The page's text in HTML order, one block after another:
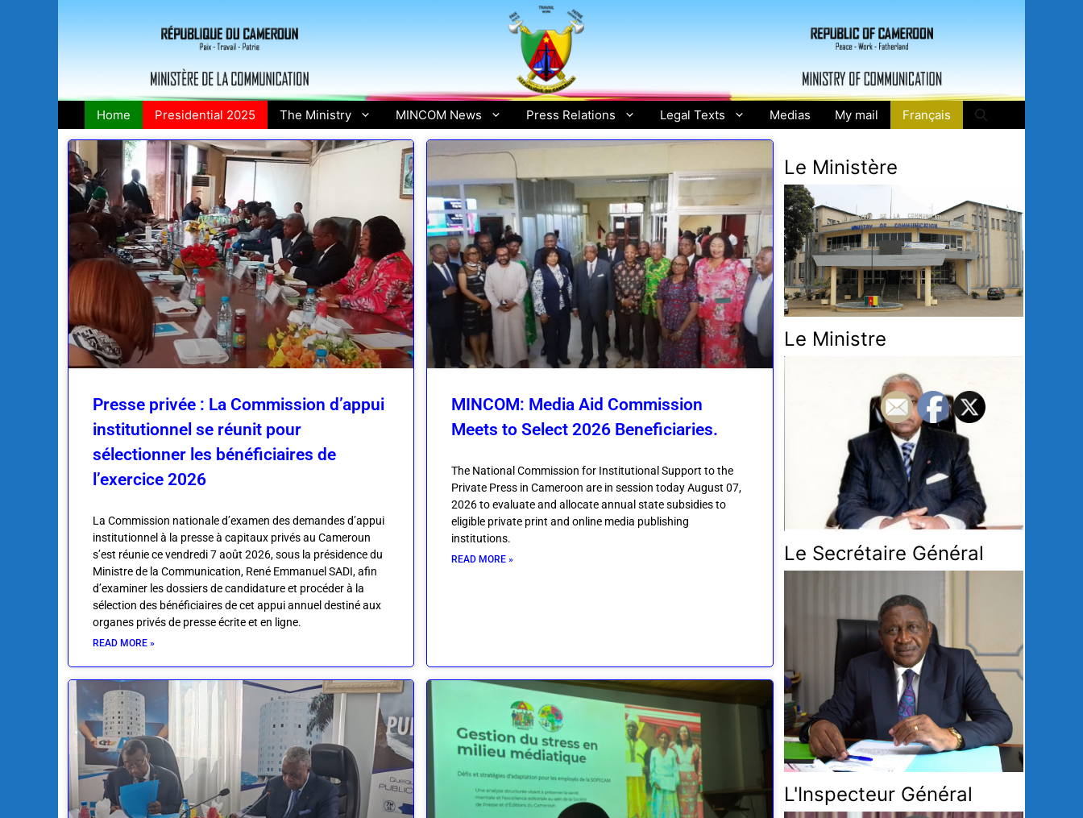
Home Presidential 2025 The Ministry MINCOM News Press Relations Legal Texts Medias My mail Français
Presse privée : La Commission d’appui
institutionnel se réunit pour
sélectionner les bénéficiaires de
l’exercice 2026
La Commission nationale d’examen des demandes d’appui
institutionnel à la presse à capitaux privés au Cameroun
s’est réunie ce vendredi 7 août 2026, sous la présidence du
Ministre de la Communication, René Emmanuel SADI, afin
d’examiner les dossiers de candidature et procéder à la
sélection des bénéficiaires de cet appui annuel destiné aux
organes privés de presse écrite et en ligne.
READ MORE »
MINCOM: Media Aid Commission
Meets to Select 2026 Beneficiaries.
The National Commission for Institutional Support to the
Private Press in Cameroon are in session today August 07,
2026 to evaluate and allocate annual state subsidies to
eligible private print and online media publishing
institutions.
READ MORE »
Le Ministère
Le Ministre
Le Secrétaire Général
L'Inspecteur Général